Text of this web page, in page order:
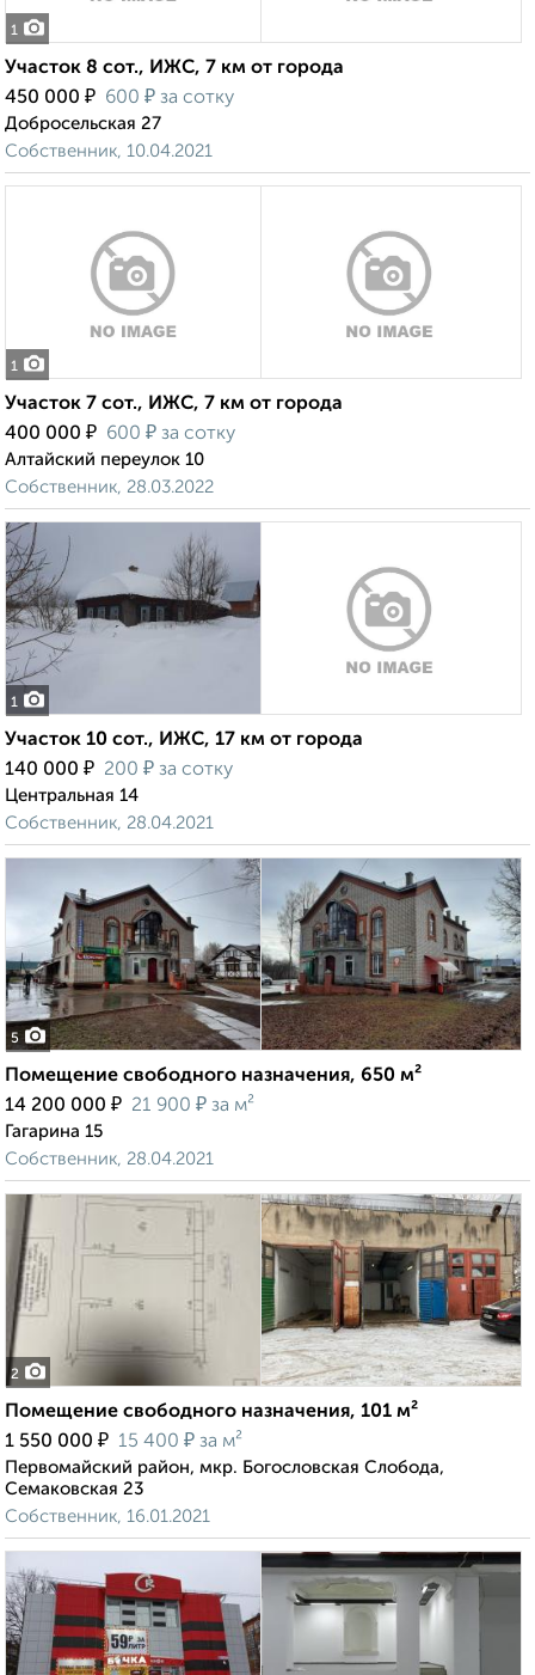
1
Участок 8 сот., ИЖС, 7 км от города
450 000 ₽ 600 ₽ за сотку
Добросельская 27
Собственник, 10.04.2021
1
Участок 7 сот., ИЖС, 7 км от города
400 000 ₽ 600 ₽ за сотку
Алтайский переулок 10
Собственник, 28.03.2022
1
Участок 10 сот., ИЖС, 17 км от города
140 000 ₽ 200 ₽ за сотку
Центральная 14
Собственник, 28.04.2021
5
Помещение свободного назначения, 650 м²
14 200 000 ₽ 21 900 ₽ за м²
Гагарина 15
Собственник, 28.04.2021
2
Помещение свободного назначения, 101 м²
1 550 000 ₽ 15 400 ₽ за м²
Первомайский район, мкр. Богословская Слобода,
Семаковская 23
Собственник, 16.01.2021